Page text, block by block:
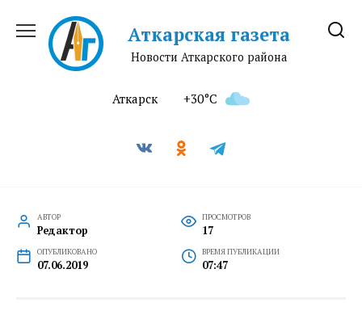
содержанию
Аткарская газета
Новости Аткарского района
Аткарск +30°C
АВТОР
Редактор
ПРОСМОТРОВ
17
ОПУБЛИКОВАНО
07.06.2019
ВРЕМЯ ПУБЛИКАЦИИ
07:47